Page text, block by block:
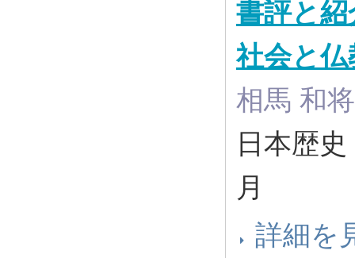
書評と
社会と
相馬 和将
日本歴
月
詳細を